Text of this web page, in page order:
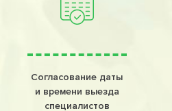
Согласование даты
и времени выезда
специалистов